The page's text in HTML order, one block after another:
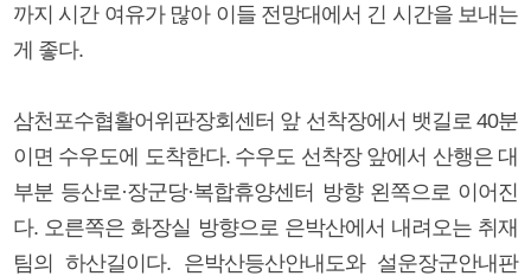
까지 시간 여유가 많아 이들 전망대에서 긴 시간을 보내는
게 좋다.
삼천포수협활어위판장회센터 앞 선착장에서 뱃길로 40분
이면 수우도에 도착한다. 수우도 선착장 앞에서 산행은 대
부분 등산로·장군당·복합휴양센터 방향 왼쪽으로 이어진
다. 오른쪽은 화장실 방향으로 은박산에서 내려오는 취재
팀의 하산길이다. 은박산등산안내도와 설운장군안내판